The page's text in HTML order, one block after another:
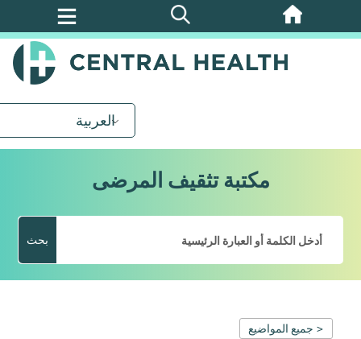
تخطي
العربية
مكتبة تثقيف المرضى
بحث
< جميع المواضيع